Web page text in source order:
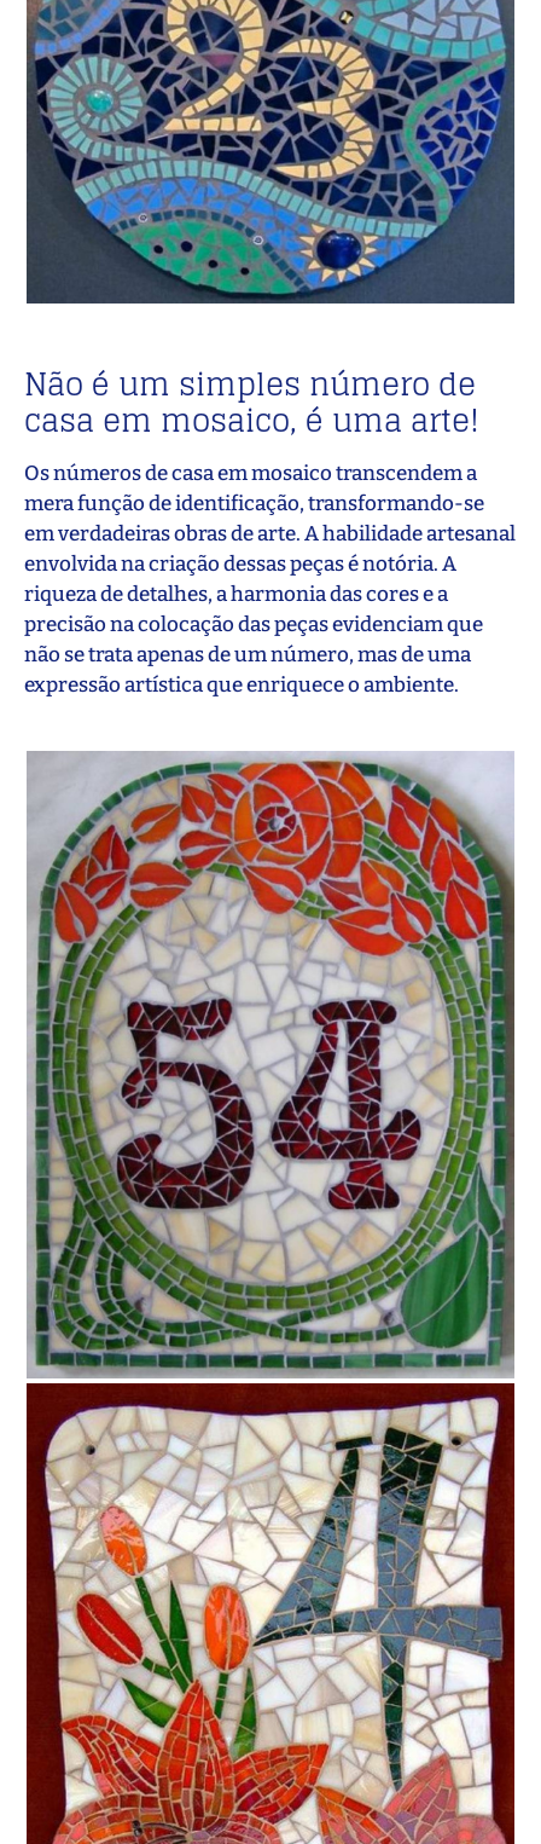
Não é um simples número de
casa em mosaico, é uma arte!
Os números de casa em mosaico transcendem a
mera função de identificação, transformando-se
em verdadeiras obras de arte. A habilidade artesanal
envolvida na criação dessas peças é notória. A
riqueza de detalhes, a harmonia das cores e a
precisão na colocação das peças evidenciam que
não se trata apenas de um número, mas de uma
expressão artística que enriquece o ambiente.